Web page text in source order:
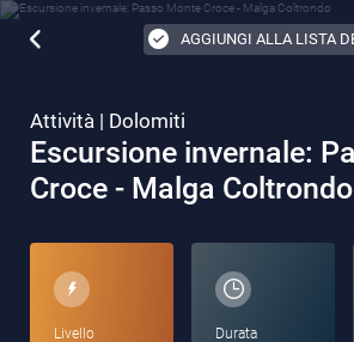
AGGIUNGI ALLA LISTA
Attività | Dolomiti
Escursione invernale:
Croce - Malga Coltrondo
Livello Durata